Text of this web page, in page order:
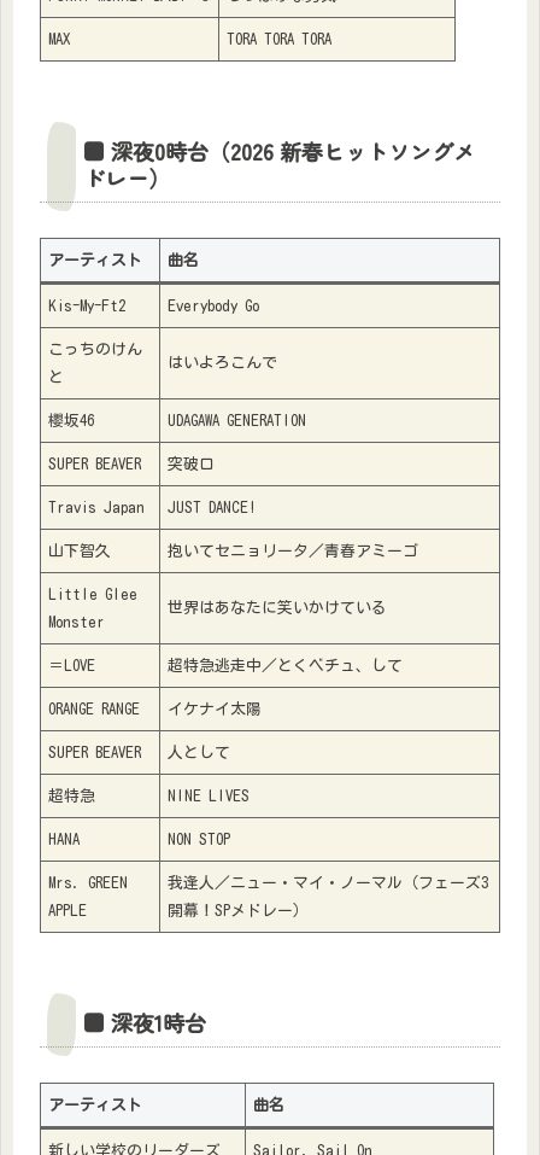
MAX TORA TORA TORA
■ 深夜0時台（2026 新春ヒットソングメ
ドレー）
アーティスト 曲名
Kis-My-Ft2 Everybody Go
こっちのけん
と
はいよろこんで
櫻坂46 UDAGAWA GENERATION
SUPER BEAVER 突破口
Travis Japan JUST DANCE!
山下智久 抱いてセニョリータ／青春アミーゴ
Little Glee
Monster
世界はあなたに笑いかけている
＝LOVE 超特急逃走中／とくベチュ、して
ORANGE RANGE イケナイ太陽
SUPER BEAVER 人として
超特急 NINE LIVES
HANA NON STOP
Mrs. GREEN
APPLE
我逢人／ニュー・マイ・ノーマル（フェーズ3
開幕！SPメドレー）
■ 深夜1時台
アーティスト 曲名
新しい学校のリーダーズ Sailor, Sail On